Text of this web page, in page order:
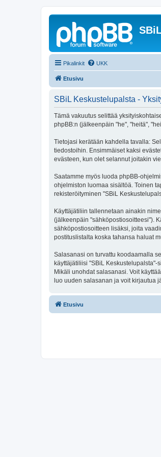
Pikalinkit UKK
Etusivu
SBiL Keskustelupalsta -
Tämä vakuutus selittää
phpBB:n (jälkeenpäin "he", "heitä",
Tietojasi kerätään kahdella tavalla:
tiedostoihin. Ensimmäiset kaksi
evästeen, kun olet selannut joitakin
Saatamme myös luoda phpBB-
ohjelmiston luomaa sisältöä. Toinen
rekisteröityminen "SBiL
Käyttäjätiliin tallennetaan ainakin
(jälkeenpäin "sähköpostiosoitteesi").
sähköpostiosoitteen lisäksi, joita
postituslistalta koska tahansa haluat
Salasanasi on turvattu koodaamalla
käyttäjätiliisi "SBiL
Mikäli unohdat salasanasi. Voit
luo uuden salasanan ja voit kirjautua
Etusivu